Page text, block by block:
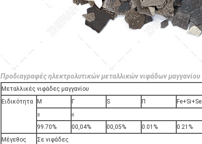
Προδιαγραφές ηλεκτρολυτικών μεταλλικών νιφάδων μαγγανίου
Μεταλλικές νιφάδες μαγγανίου
Ειδικότητα
Μ Γ S Π
Fe+Si+Se
≥
≤
99.70%
00,04% 00,05% 0.01%
0.21%
Μέγεθος
Σε νιφάδες